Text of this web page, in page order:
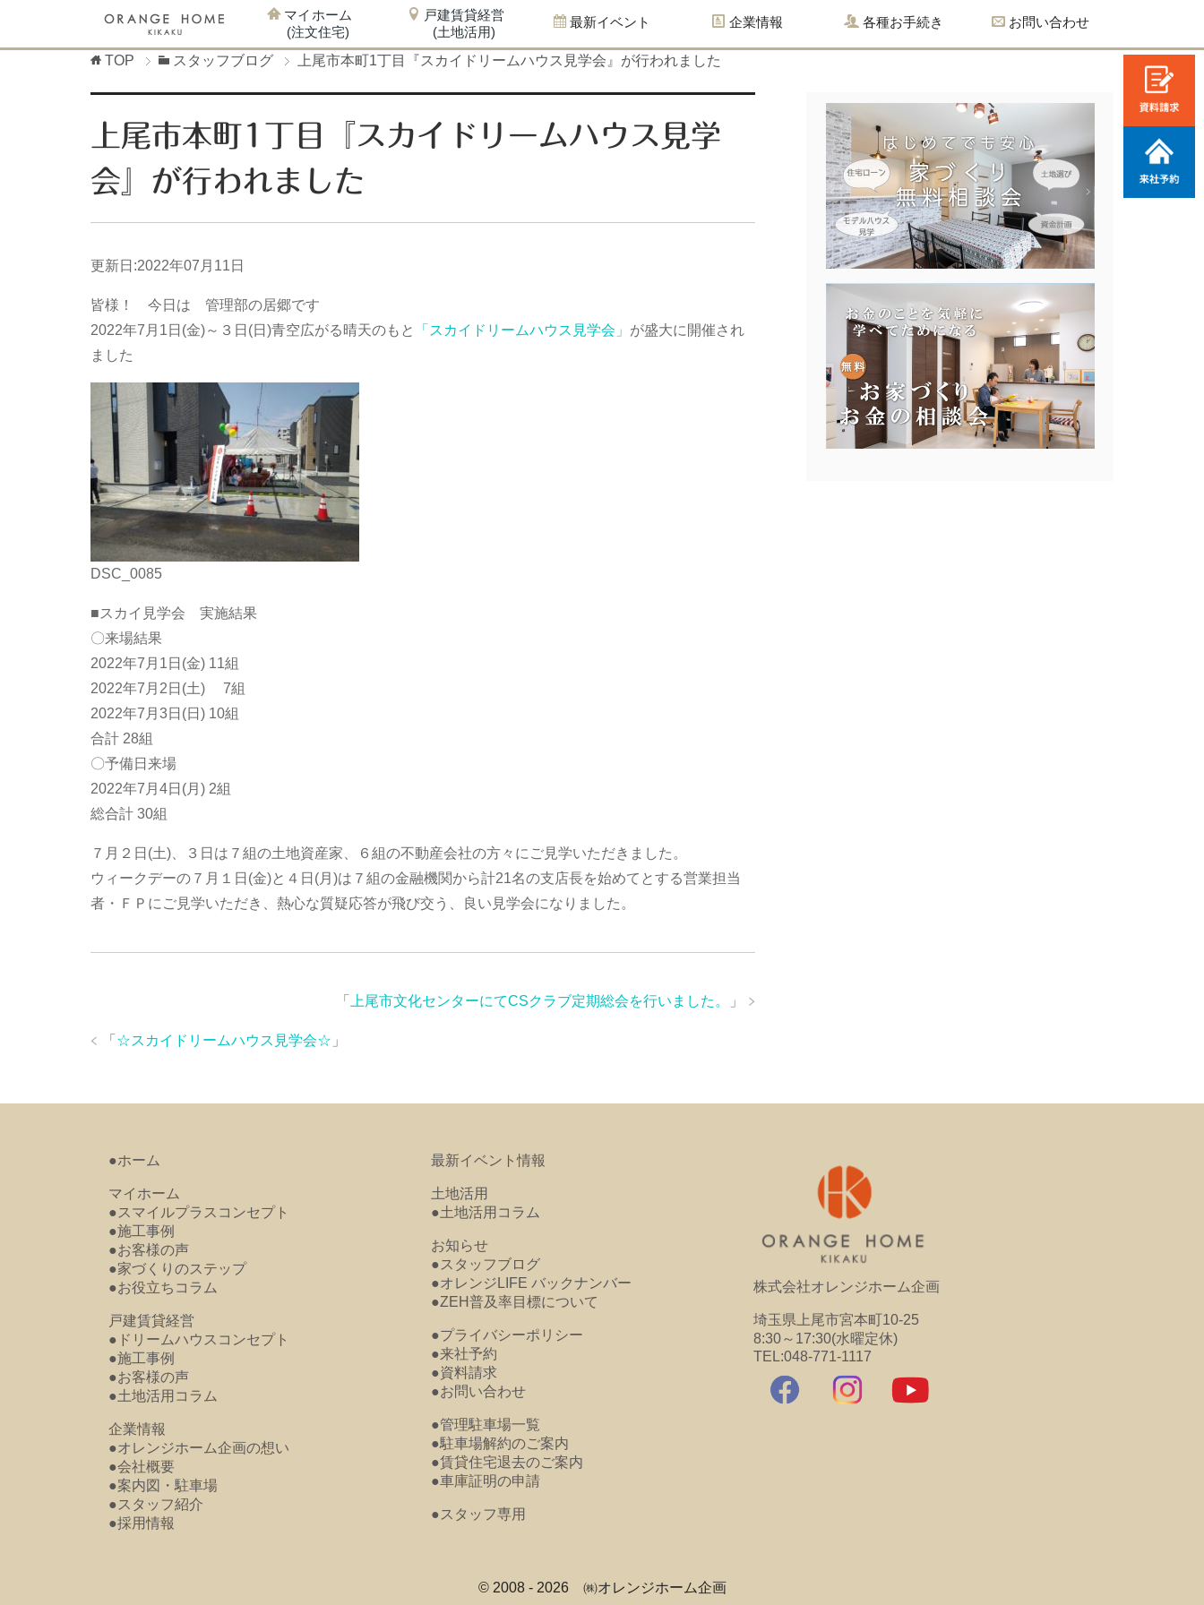
マイホーム
(注文住宅)
戸建賃貸経営
(土地活用)
最新イベント 企業情報 各種お手続き お問い合わせ
TOP スタッフブログ 上尾市本町1丁目『スカイドリームハウス見学会』が行われました
上尾市本町1丁目『スカイドリームハウス見学
会』が行われました
更新日:2022年07月11日
皆様！ 今日は 管理部の居郷です
2022年7月1日(金)～３日(日)青空広がる晴天のもと
「スカイドリームハウス見学会」 が盛大に開催され
ました
DSC_0085
■スカイ見学会 実施結果
〇来場結果
2022年7月1日(金) 11組
2022年7月2日(土) 7組
2022年7月3日(日) 10組
合計 28組
〇予備日来場
2022年7月4日(月) 2組
総合計 30組
７月２日(土)、３日は７組の土地資産家、６組の不動産会社の方々にご見学いただきました。
ウィークデーの７月１日(金)と４日(月)は７組の金融機関から計21名の支店長を始めてとする営業担当
者・ＦＰにご見学いただき、熱心な質疑応答が飛び交う、良い見学会になりました。
「 上尾市文化センターにてCSクラブ定期総会を行いました。 」
「 ☆スカイドリームハウス見学会☆ 」
●ホーム
マイホーム
●スマイルプラスコンセプト
●施工事例
●お客様の声
●家づくりのステップ
●お役立ちコラム
戸建賃貸経営
●ドリームハウスコンセプト
●施工事例
●お客様の声
●土地活用コラム
企業情報
●オレンジホーム企画の想い
●会社概要
●案内図・駐車場
●スタッフ紹介
●採用情報
最新イベント情報
土地活用
●土地活用コラム
お知らせ
●スタッフブログ
●オレンジLIFE バックナンバー
●ZEH普及率目標について
●プライバシーポリシー
●来社予約
●資料請求
●お問い合わせ
●管理駐車場一覧
●駐車場解約のご案内
●賃貸住宅退去のご案内
●車庫証明の申請
●スタッフ専用
株式会社オレンジホーム企画
埼玉県上尾市宮本町10-25
8:30～17:30(水曜定休)
TEL:048-771-1117
© 2008 - 2026 ㈱オレンジホーム企画